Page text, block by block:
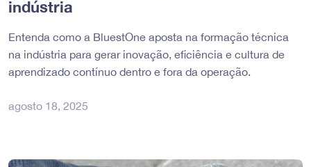
indústria
Entenda como a BluestOne aposta na formação técnica
na indústria para gerar inovação, eficiência e cultura de
aprendizado contínuo dentro e fora da operação.
agosto 18, 2025